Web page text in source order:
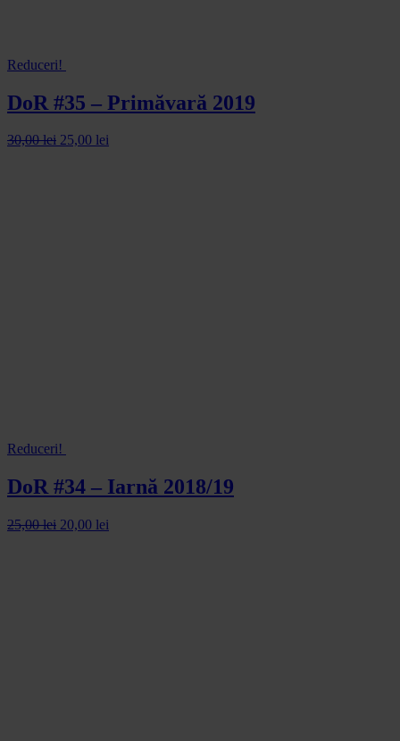
Reduceri!
DoR #35 – Primăvară 2019
30,00lei 25,00 lei
Reduceri!
DoR #34 – Iarnă 2018/19
25,00lei 20,00 lei